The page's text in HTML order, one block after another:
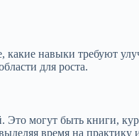
какие навыки требуют
для роста.
Это могут быть книги,
время на практику